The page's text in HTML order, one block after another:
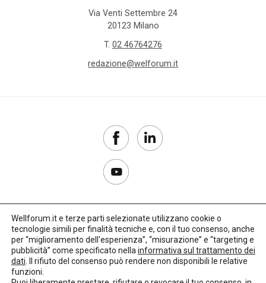
Via Venti Settembre 24
20123 Milano
T. 02 46764276
redazione@welforum.it
Copyright 2017–2026
Privacy Policy
Wellforum.it e terze parti selezionate utilizzano cookie o
tecnologie simili per finalità tecniche e, con il tuo consenso, anche
per “miglioramento dell'esperienza”, “misurazione” e “targeting e
pubblicità” come specificato nella informativa sul trattamento dei
dati . Il rifiuto del consenso può rendere non disponibili le relative
funzioni.